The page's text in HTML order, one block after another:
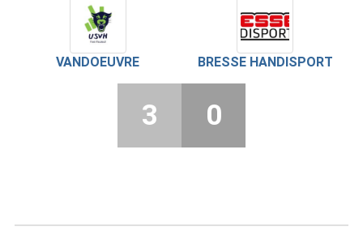
VANDOEUVRE BRESSE HANDISPORT
3 0